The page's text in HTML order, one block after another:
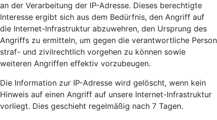
an der Verarbeitung der IP-Adresse. Dieses berechtigte
Interesse ergibt sich aus dem Bedürfnis, den Angriff auf
die Internet-Infrastruktur abzuwehren, den Ursprung des
Angriffs zu ermitteln, um gegen die verantwortliche Person
straf- und zivilrechtlich vorgehen zu können sowie
weiteren Angriffen effektiv vorzubeugen.
Die Information zur IP-Adresse wird gelöscht, wenn kein
Hinweis auf einen Angriff auf unsere Internet-Infrastruktur
vorliegt. Dies geschieht regelmäßig nach 7 Tagen.